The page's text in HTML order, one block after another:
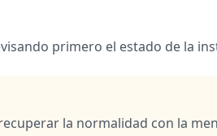
primero el estado de la
la normalidad con la